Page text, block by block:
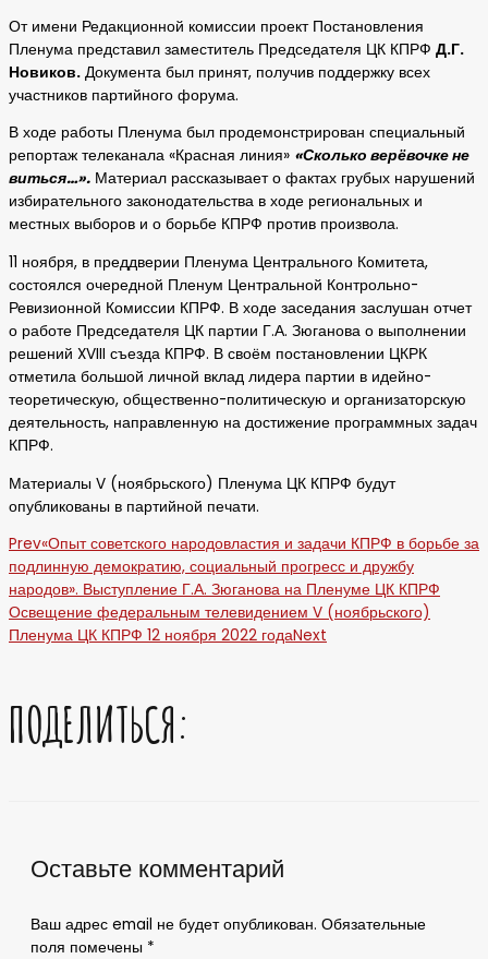
От имени Редакционной комиссии проект Постановления
Пленума представил заместитель Председателя ЦК КПРФ Д.Г.
Новиков. Документа был принят, получив поддержку всех
участников партийного форума.
В ходе работы Пленума был продемонстрирован специальный
репортаж телеканала «Красная линия» «Сколько верёвочке не
виться…». Материал рассказывает о фактах грубых нарушений
избирательного законодательства в ходе региональных и
местных выборов и о борьбе КПРФ против произвола.
11 ноября, в преддверии Пленума Центрального Комитета,
состоялся очередной Пленум Центральной Контрольно-
Ревизионной Комиссии КПРФ. В ходе заседания заслушан отчет
о работе Председателя ЦК партии Г.А. Зюганова о выполнении
решений XVIII съезда КПРФ. В своём постановлении ЦКРК
отметила большой личной вклад лидера партии в идейно-
теоретическую, общественно-политическую и организаторскую
деятельность, направленную на достижение программных задач
КПРФ.
Материалы V (ноябрьского) Пленума ЦК КПРФ будут
опубликованы в партийной печати.
Prev«Опыт советского народовластия и задачи КПРФ в борьбе за
подлинную демократию, социальный прогресс и дружбу
народов». Выступление Г.А. Зюганова на Пленуме ЦК КПРФ
Освещение федеральным телевидением V (ноябрьского)
Пленума ЦК КПРФ 12 ноября 2022 годаNext
ПОДЕЛИТЬСЯ:
Оставьте комментарий
Ваш адрес email не будет опубликован. Обязательные
поля помечены *